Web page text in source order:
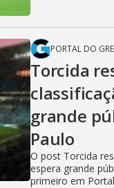
PORTAL DO
Torcida
grande
Paulo
O post Torcida
espera grande
primeiro em